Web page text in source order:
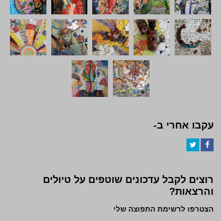
עקבו אחרי ב-
רוצים לקבל עדכונים שוטפים על טיולים
והרצאות?
הצטרפו לרשימת התפוצה שלי